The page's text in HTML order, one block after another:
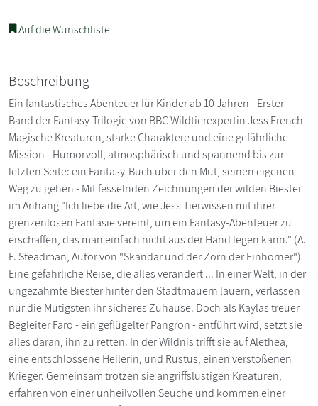
Auf die Wunschliste
Beschreibung
Ein fantastisches Abenteuer für Kinder ab 10 Jahren - Erster
Band der Fantasy-Trilogie von BBC Wildtierexpertin Jess French -
Magische Kreaturen, starke Charaktere und eine gefährliche
Mission - Humorvoll, atmosphärisch und spannend bis zur
letzten Seite: ein Fantasy-Buch über den Mut, seinen eigenen
Weg zu gehen - Mit fesselnden Zeichnungen der wilden Biester
im Anhang "Ich liebe die Art, wie Jess Tierwissen mit ihrer
grenzenlosen Fantasie vereint, um ein Fantasy-Abenteuer zu
erschaffen, das man einfach nicht aus der Hand legen kann." (A.
F. Steadman, Autor von "Skandar und der Zorn der Einhörner")
Eine gefährliche Reise, die alles verändert ... In einer Welt, in der
ungezähmte Biester hinter den Stadtmauern lauern, verlassen
nur die Mutigsten ihr sicheres Zuhause. Doch als Kaylas treuer
Begleiter Faro - ein geflügelter Pangron - entführt wird, setzt sie
alles daran, ihn zu retten. In der Wildnis trifft sie auf Alethea,
eine entschlossene Heilerin, und Rustus, einen verstoßenen
Krieger. Gemeinsam trotzen sie angriffslustigen Kreaturen,
erfahren von einer unheilvollen Seuche und kommen einer